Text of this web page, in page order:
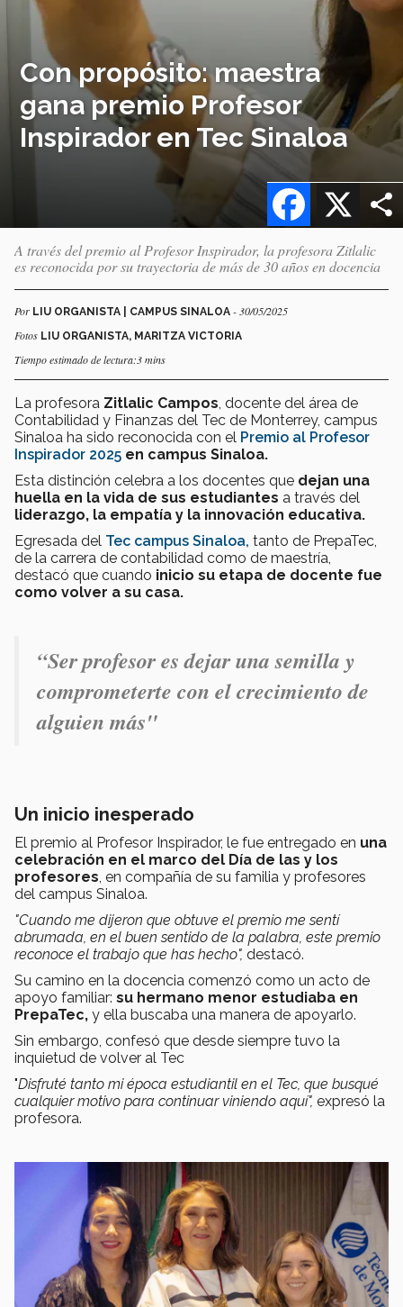
Con propósito: maestra
gana premio Profesor
Inspirador en Tec Sinaloa
X
Facebook
A través del premio al Profesor Inspirador, la profesora Zitlalic
es reconocida por su trayectoria de más de 30 años en docencia
Por LIU ORGANISTA | CAMPUS SINALOA - 30/05/2025
Fotos LIU ORGANISTA, MARITZA VICTORIA
Tiempo estimado de lectura:3 mins
La profesora Zitlalic Campos , docente del área de
Contabilidad y Finanzas del Tec de Monterrey, campus
Sinaloa ha sido reconocida con el Premio al Profesor
Inspirador 2025 en campus Sinaloa.
Esta distinción celebra a los docentes que dejan una
huella en la vida de sus estudiantes a través del
liderazgo, la empatía y la innovación educativa.
Egresada del Tec campus Sinaloa, tanto de PrepaTec,
de la carrera de contabilidad como de maestría,
destacó que cuando inicio su etapa de docente fue
como volver a su casa.
“Ser profesor es dejar una semilla y
comprometerte con el crecimiento de
alguien más"
Un inicio inesperado
El premio al Profesor Inspirador, le fue entregado en una
celebración en el marco del Día de las y los
profesores , en compañía de su familia y profesores
del campus Sinaloa.
"Cuando me dijeron que obtuve el premio me sentí
abrumada, en el buen sentido de la palabra, este premio
reconoce el trabajo que has hecho", destacó.
Su camino en la docencia comenzó como un acto de
apoyo familiar: su hermano menor estudiaba en
PrepaTec, y ella buscaba una manera de apoyarlo.
Sin embargo, confesó que desde siempre tuvo la
inquietud de volver al Tec
"Disfruté tanto mi época estudiantil en el Tec, que busqué
cualquier motivo para continuar viniendo aquí", expresó la
profesora.